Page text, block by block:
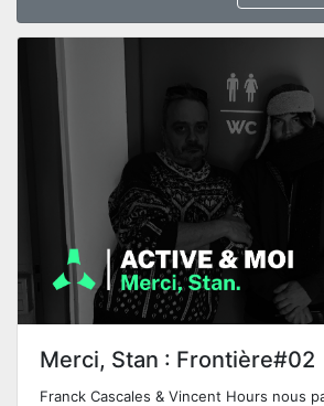
Merci, Stan : Frontière#02
Franck Cascales & Vincent Hours nous